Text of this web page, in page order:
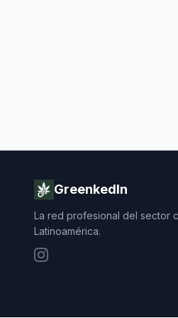
GreenkedIn
La red profesional del sector
Latinoamérica.